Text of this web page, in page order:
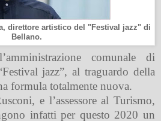
direttore artistico del "Festival jazz" di
Bellano.
comunale di
jazz”, al traguardo della
formula totalmente nuova.
e l’assessore al Turismo,
infatti per questo 2020 un